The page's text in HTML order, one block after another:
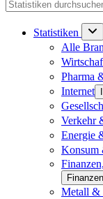
Statistiken
Alle
Pharma
Internet
Verkehr
Energie
Konsum
Metall &